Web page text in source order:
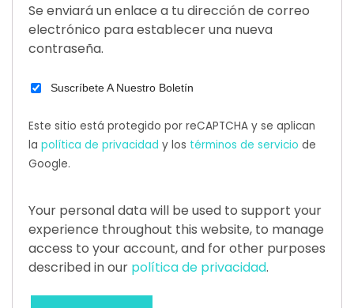
Se enviará un enlace a tu dirección de correo
electrónico para establecer una nueva
contraseña.
Suscríbete A Nuestro Boletín
Este sitio está protegido por reCAPTCHA y se aplican
la política de privacidad y los términos de servicio de
Google.
Your personal data will be used to support your
experience throughout this website, to manage
access to your account, and for other purposes
described in our política de privacidad.